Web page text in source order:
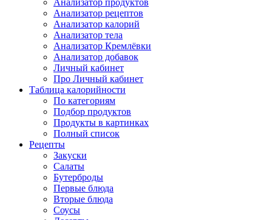
Анализатор рецептов
Анализатор калорий
Анализатор тела
Анализатор Кремлёвки
Анализатор добавок
Личный кабинет
Про Личный кабинет
Таблица калорийности
По категориям
Подбор продуктов
Продукты в картинках
Полный список
Рецепты
Закуски
Салаты
Бутерброды
Первые блюда
Вторые блюда
Соусы